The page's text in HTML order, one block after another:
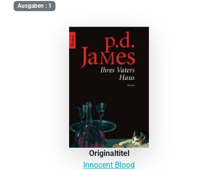
Ausgaben : 1
Originaltitel
Innocent Blood